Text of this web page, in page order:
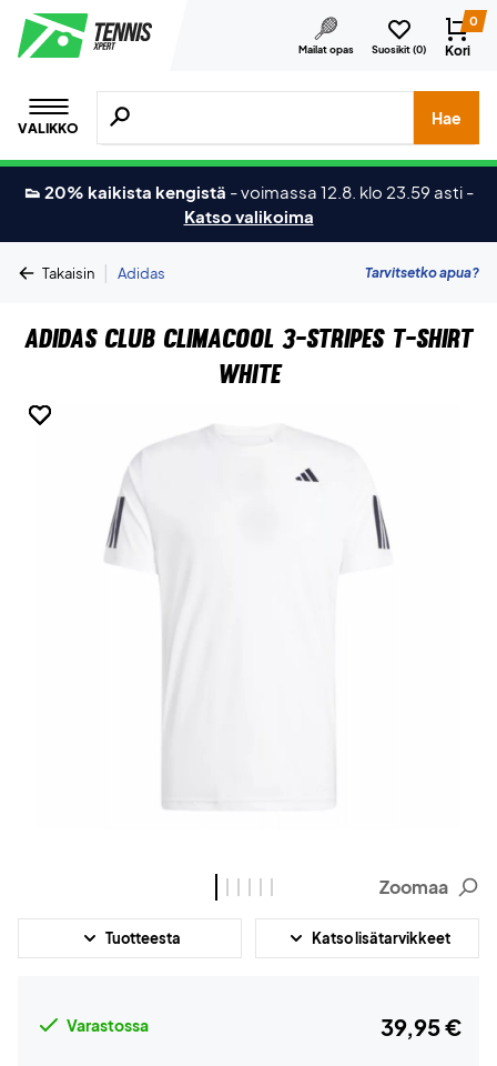
Mailat opas Suosikit (0)
0
Kori
VALIKKO
Hae tuotteita, merkkejä jne.
Hae
👟 20% kaikista kengistä -voimassa 12.8. klo 23.59 asti -
Katso valikoima
Takaisin | Adidas Tarvitsetko apua?
Adidas Club Climacool 3-Stripes T-shirt
White
Zoomaa
Tuotteesta Katso lisätarvikkeet
Varastossa 39,95 €